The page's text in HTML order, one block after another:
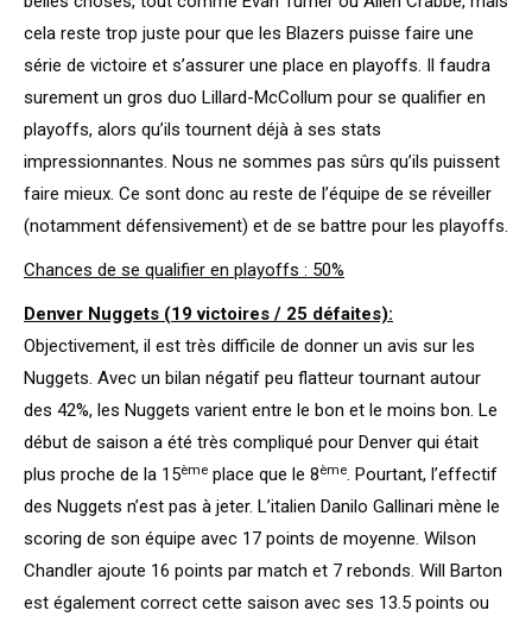
cela reste trop juste pour que les Blazers puisse faire une
série de victoire et s’assurer une place en playoffs. Il faudra
surement un gros duo Lillard-McCollum pour se qualifier en
playoffs, alors qu’ils tournent déjà à ses stats
impressionnantes. Nous ne sommes pas sûrs qu’ils puissent
faire mieux. Ce sont donc au reste de l’équipe de se réveiller
(notamment défensivement) et de se battre pour les playoffs.
Chances de se qualifier en playoffs : 50%
Denver Nuggets (19 victoires / 25 défaites):
Objectivement, il est très difficile de donner un avis sur les
Nuggets. Avec un bilan négatif peu flatteur tournant autour
des 42%, les Nuggets varient entre le bon et le moins bon. Le
début de saison a été très compliqué pour Denver qui était
plus proche de la 15ème place que le 8ème. Pourtant, l’effectif
des Nuggets n’est pas à jeter. L’italien Danilo Gallinari mène le
scoring de son équipe avec 17 points de moyenne. Wilson
Chandler ajoute 16 points par match et 7 rebonds. Will Barton
est également correct cette saison avec ses 13.5 points ou